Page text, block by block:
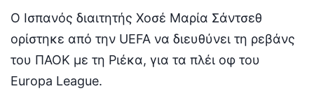
Ο Ισπανός διαιτητής Χοσέ Μαρία Σάντσεθ
ορίστηκε από την UEFA να διευθύνει τη ρεβάνς
του ΠΑΟΚ με τη Ριέκα, για τα πλέι οφ του
Europa League.